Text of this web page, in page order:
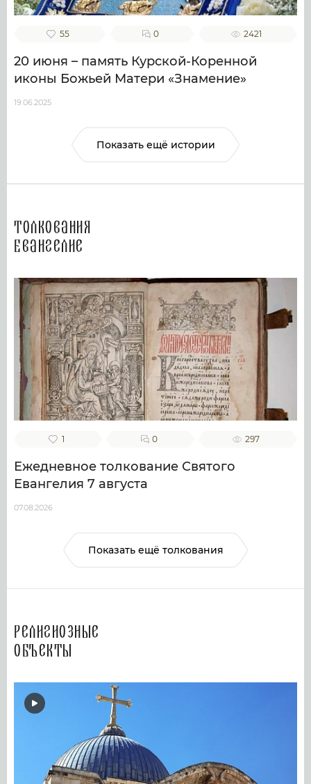
55 0 2421
20 июня – память Курской-Коренной
иконы Божьей Матери «Знамение»
19.06.2025
Показать ещё истории
Толкования
Евангелие
1 0 297
Ежедневное толкование Святого
Евангелия 7 августа
07.08.2026
Показать ещё толкования
Религиозные
объекты